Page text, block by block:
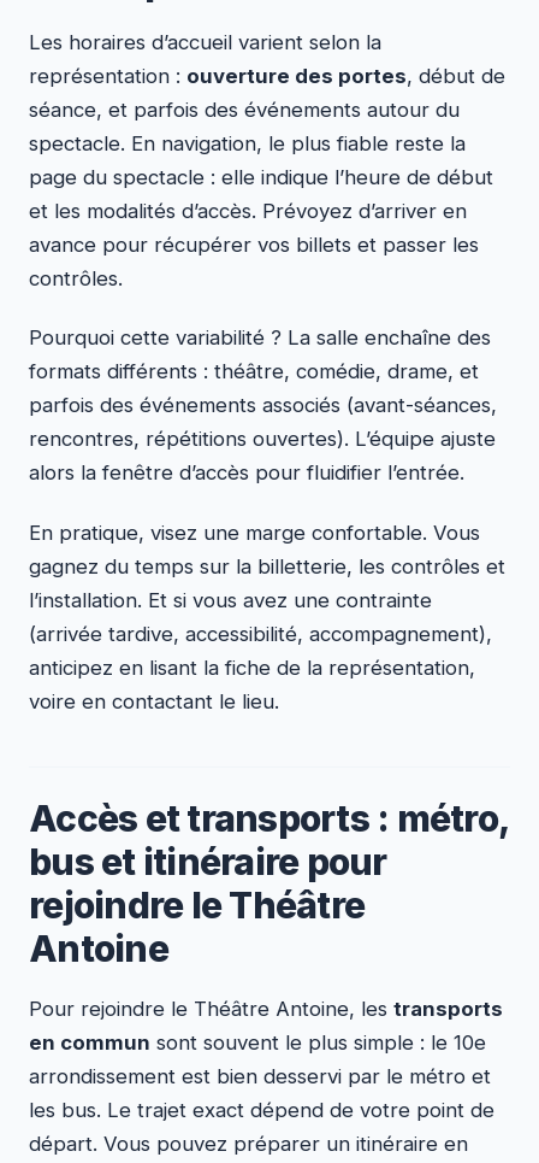
Les horaires d’accueil varient selon la
représentation : ouverture des portes, début de
séance, et parfois des événements autour du
spectacle. En navigation, le plus fiable reste la
page du spectacle : elle indique l’heure de début
et les modalités d’accès. Prévoyez d’arriver en
avance pour récupérer vos billets et passer les
contrôles.
Pourquoi cette variabilité ? La salle enchaîne des
formats différents : théâtre, comédie, drame, et
parfois des événements associés (avant-séances,
rencontres, répétitions ouvertes). L’équipe ajuste
alors la fenêtre d’accès pour fluidifier l’entrée.
En pratique, visez une marge confortable. Vous
gagnez du temps sur la billetterie, les contrôles et
l’installation. Et si vous avez une contrainte
(arrivée tardive, accessibilité, accompagnement),
anticipez en lisant la fiche de la représentation,
voire en contactant le lieu.
Accès et transports : métro,
bus et itinéraire pour
rejoindre le Théâtre
Antoine
Pour rejoindre le Théâtre Antoine, les transports
en commun sont souvent le plus simple : le 10e
arrondissement est bien desservi par le métro et
les bus. Le trajet exact dépend de votre point de
départ. Vous pouvez préparer un itinéraire en